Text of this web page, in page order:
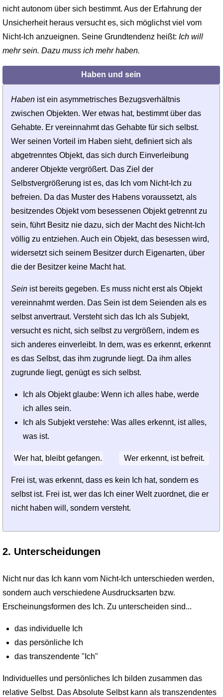
nicht autonom über sich bestimmt. Aus der Erfahrung der
Unsicherheit heraus versucht es, sich möglichst viel vom
Nicht-Ich anzueignen. Seine Grundtendenz heißt: Ich will
mehr sein. Dazu muss ich mehr haben.
Haben und sein
Habenist ein asymmetrisches Bezugsverhältnis
zwischen Objekten. Wer etwas hat, bestimmt über das
Gehabte. Er vereinnahmt das Gehabte für sich selbst.
Wer seinen Vorteil im Haben sieht, definiert sich als
abgetrenntes Objekt, das sich durch Einverleibung
anderer Objekte vergrößert. Das Ziel der
Selbstvergrößerung ist es, das Ich vom Nicht-Ich zu
befreien. Da das Muster des Habens voraussetzt, als
besitzendes Objekt vom besessenen Objekt getrennt zu
sein, führt Besitz nie dazu, sich der Macht des Nicht-Ich
völlig zu entziehen. Auch ein Objekt, das besessen wird,
widersetzt sich seinem Besitzer durch Eigenarten, über
die der Besitzer keine Macht hat.
Seinist bereits gegeben. Es muss nicht erst als Objekt
vereinnahmt werden. Das Sein ist dem Seienden als es
selbst anvertraut. Versteht sich das Ich als Subjekt,
versucht es nicht, sich selbst zu vergrößern, indem es
sich anderes einverleibt. In dem, was es erkennt, erkennt
es das Selbst, das ihm zugrunde liegt. Da ihm alles
zugrunde liegt, genügt es sich selbst.
Ich als Objekt glaube: Wenn ich alles habe, werde
ich alles sein.
Ich als Subjekt verstehe: Was alles erkennt, ist alles,
was ist.
Wer hat, bleibt gefangen. Wer erkennt, ist befreit.
Frei ist, was erkennt, dass es kein Ich hat, sondern es
selbst ist. Frei ist, wer das Ich einer Welt zuordnet, die er
nicht haben will, sondern versteht.
2. Unterscheidungen
Nicht nur das Ich kann vom Nicht-Ich unterschieden werden,
sondern auch verschiedene Ausdrucksarten bzw.
Erscheinungsformen des Ich. Zu unterscheiden sind...
das individuelle Ich
das persönliche Ich
das transzendente "Ich"
Individuelles und persönliches Ich bilden zusammen das
relative Selbst. Das Absolute Selbst kann als transzendentes